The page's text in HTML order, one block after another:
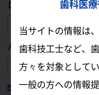
ログインID（メー
パスワード
ログイン状態を
歯科医
当サイトの情報は
歯科技工士など、
方々を対象としてい
一般の方への情報